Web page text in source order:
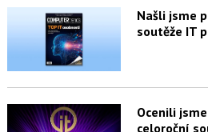
Našli jsme
soutěže IT
Ocenili
celoroční